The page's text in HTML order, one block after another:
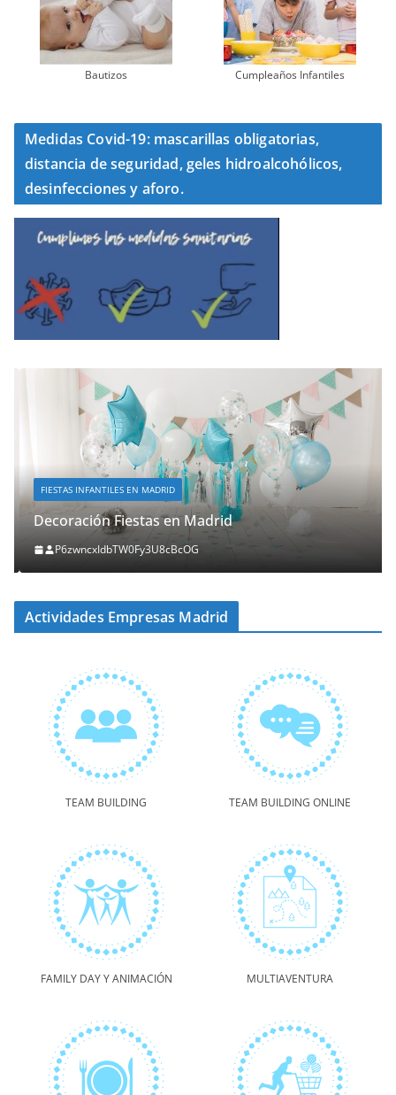
Bautizos Cumpleaños Infantiles
Medidas Covid-19: mascarillas obligatorias,
distancia de seguridad, geles hidroalcohólicos,
desinfecciones y aforo.
FIESTAS INFANTILES EN MADRID
Decoración Fiestas en Madrid
P6zwncxIdbTW0Fy3U8cBcOG
Actividades Empresas Madrid
TEAM BUILDING TEAM BUILDING ONLINE
FAMILY DAY Y ANIMACIÓN MULTIAVENTURA